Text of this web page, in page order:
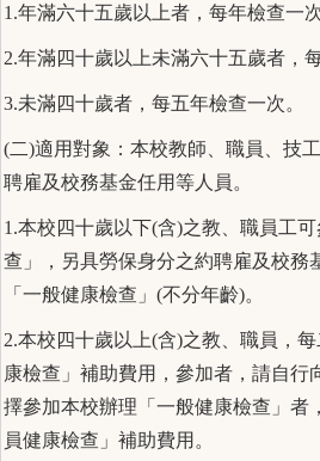
1.年滿六十五歲以上者，每年檢查一次
2.年滿四十歲以上未滿六十五歲者，
3.未滿四十歲者，每五年檢查一次。
(二)適用對象：本校教師、職員、技
聘雇及校務基金任用等人員。
1.本校四十歲以下(含)之教、職員工
查」，另具勞保身分之約聘雇及校務
「一般健康檢查」(不分年齡)。
2.本校四十歲以上(含)之教、職員，
康檢查」補助費用，參加者，請自行
擇參加本校辦理「一般健康檢查」者
員健康檢查」補助費用。